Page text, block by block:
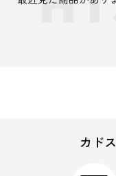
カド